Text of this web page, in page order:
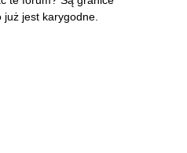
jest karygodne.